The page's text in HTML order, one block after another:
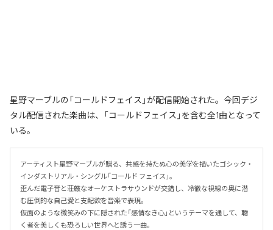
星野マーブルの「コールドフェイス」が配信開始された。今回デジ
タル配信された楽曲は、「コールドフェイス」を含む全1曲となって
いる。
アーティスト星野マーブルが贈る、共感を持たぬ心の美学を描いたゴシック・
インダストリアル・シングル「コールド フェイス」。
歪んだ電子音と荘厳なオーケストラサウンドが交錯し、冷徹な視線の奥に潜
む圧倒的な自己愛と支配欲を音楽で表現。
仮面のような微笑みの下に隠された「感情なき心」というテーマを通して、聴
く者を美しくも恐ろしい世界へと誘う一曲。